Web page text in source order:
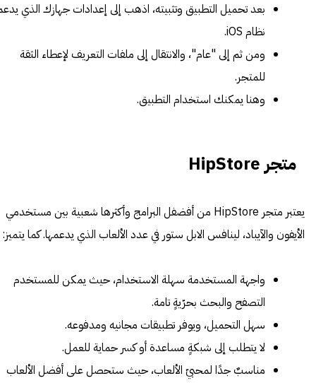
بعد تحميل التطبيق وتثبيته، اذهب إلى إعدادات جهازك الذي
نظام iOS.
ومن ثم إلى "عام"، والانتقال إلى ملفات التعريف لإعطاء الثقة
للمتجر.
وهنا يمكنك استخدام التطبيق.
متجر HipStore
يعتبر متجر HipStore من أفضفل البرامج وأكثرها شعبية بين مستخدمي
الأيفون والآيباد، لينافس الابل ستور في عدد الألعاب الذي يدعمها. كما يتميز:
واجهة المستخدمة سهلة الاستخدام، حيث يمكن للمستخدم
التصفح والبحث بحرّيةٍ تامة.
سهل التحميل، ويوفر تطبيقات مجانيه ومدفوعه.
لا يتطلب إلى شبكةٍ مساعدة أو كسر حماية للعمل.
مناسبٌ جدًا لمحبيّ الألعاب، حيث ستحصل على أفضل الألعاب